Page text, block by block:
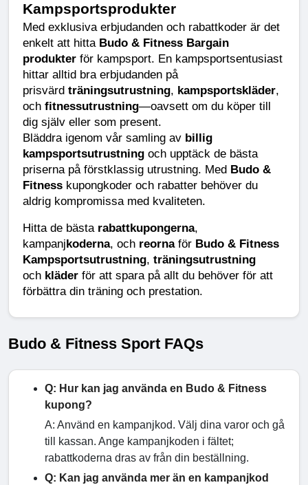
Kampsportsprodukter
Med exklusiva erbjudanden och rabattkoder är det
enkelt att hitta Budo & Fitness Bargain
produkter för kampsport. En kampsportsentusiast
hittar alltid bra erbjudanden på
prisvärd träningsutrustning, kampsportskläder,
och fitnessutrustning—oavsett om du köper till
dig själv eller som present.
Bläddra igenom vår samling av billig
kampsportsutrustning och upptäck de bästa
priserna på förstklassig utrustning. Med Budo &
Fitness kupongkoder och rabatter behöver du
aldrig kompromissa med kvaliteten.
Hitta de bästa rabattkupongerna,
kampanjkoderna, och reorna för Budo & Fitness
Kampsportsutrustning, träningsutrustning
och kläder för att spara på allt du behöver för att
förbättra din träning och prestation.
Budo & Fitness Sport FAQs
Q: Hur kan jag använda en Budo & Fitness
kupong?
A: Använd en kampanjkod. Välj dina varor och gå
till kassan. Ange kampanjkoden i fältet;
rabattkoderna dras av från din beställning.
Q: Kan jag använda mer än en kampanjkod